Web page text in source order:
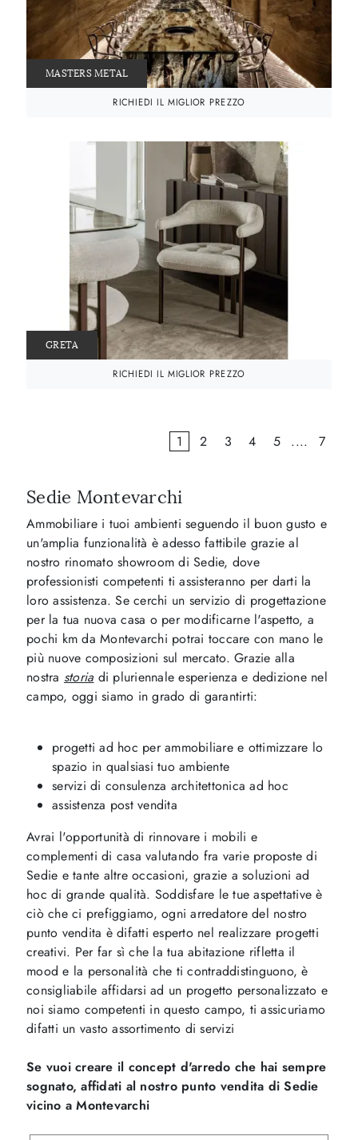
MASTERS METAL
RICHIEDI IL MIGLIOR PREZZO
GRETA
RICHIEDI IL MIGLIOR PREZZO
1 2 3 4 5 .... 7
Sedie Montevarchi
Ammobiliare i tuoi ambienti seguendo il buon gusto e
un'amplia funzionalità è adesso fattibile grazie al
nostro rinomato showroom di Sedie, dove
professionisti competenti ti assisteranno per darti la
loro assistenza. Se cerchi un servizio di progettazione
per la tua nuova casa o per modificarne l'aspetto, a
pochi km da Montevarchi potrai toccare con mano le
più nuove composizioni sul mercato. Grazie alla
nostra storia di pluriennale esperienza e dedizione nel
campo, oggi siamo in grado di garantirti:
progetti ad hoc per ammobiliare e ottimizzare lo
spazio in qualsiasi tuo ambiente
servizi di consulenza architettonica ad hoc
assistenza post vendita
Avrai l'opportunità di rinnovare i mobili e
complementi di casa valutando fra varie proposte di
Sedie e tante altre occasioni, grazie a soluzioni ad
hoc di grande qualità. Soddisfare le tue aspettative è
ciò che ci prefiggiamo, ogni arredatore del nostro
punto vendita è difatti esperto nel realizzare progetti
creativi. Per far sì che la tua abitazione rifletta il
mood e la personalità che ti contraddistinguono, è
consigliabile affidarsi ad un progetto personalizzato e
noi siamo competenti in questo campo, ti assicuriamo
difatti un vasto assortimento di servizi
Se vuoi creare il concept d'arredo che hai sempre
sognato, affidati al nostro punto vendita di Sedie
vicino a Montevarchi